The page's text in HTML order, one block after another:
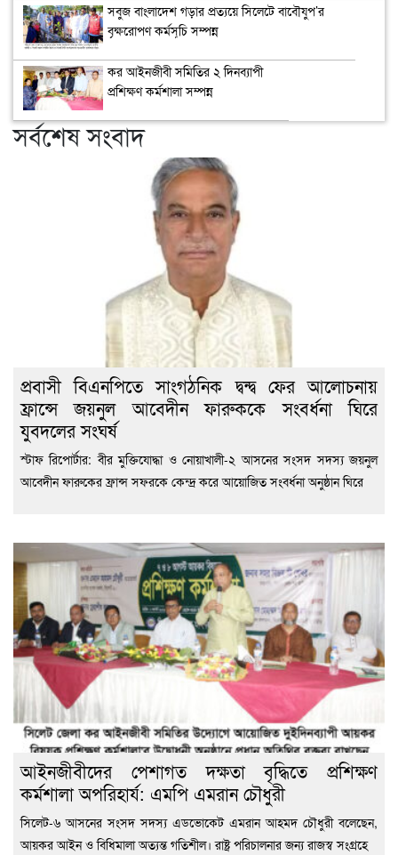
সবুজ বাংলাদেশ গড়ার প্রত্যয়ে সিলেটে বাবৌযুপ’র
বৃক্ষরোপণ কর্মসূচি সম্পন্ন
কর আইনজীবী সমিতির ২ দিনব্যাপী
প্রশিক্ষণ কর্মশালা সম্পন্ন
সর্বশেষ সংবাদ
প্রবাসী বিএনপিতে সাংগঠনিক দ্বন্দ্ব ফের আলোচনায়
ফ্রান্সে জয়নুল আবেদীন ফারুককে সংবর্ধনা ঘিরে
যুবদলের সংঘর্ষ
স্টাফ রিপোর্টার: বীর মুক্তিযোদ্ধা ও নোয়াখালী-২ আসনের সংসদ সদস্য জয়নুল
আবেদীন ফারুকের ফ্রান্স সফরকে কেন্দ্র করে আয়োজিত সংবর্ধনা অনুষ্ঠান ঘিরে
আইনজীবীদের পেশাগত দক্ষতা বৃদ্ধিতে প্রশিক্ষণ
কর্মশালা অপরিহার্য: এমপি এমরান চৌধুরী
‎সিলেট-৬ আসনের সংসদ সদস্য এডভোকেট এমরান আহমদ চৌধুরী বলেছেন,
আয়কর আইন ও বিধিমালা অত্যন্ত গতিশীল। রাষ্ট্র পরিচালনার জন্য রাজস্ব সংগ্রহে